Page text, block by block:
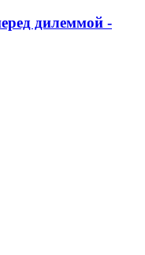
дилеммой -